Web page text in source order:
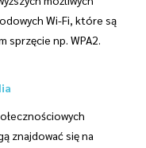
Wi-Fi, które są
sprzęcie np. WPA2.
znajdować się na